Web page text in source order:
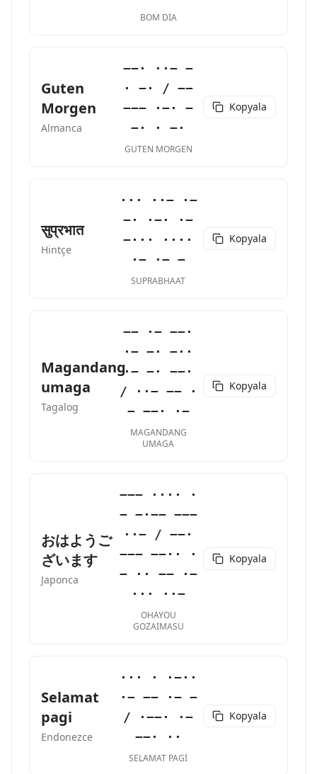
BOM DIA
Guten
Morgen
Almanca
−−· ··− −
· −· / −−
−−− ·−· −
−· · −·
GUTEN MORGEN
Kopyala
सुप्रभात
Hintçe
··· ··− ·−
−· ·−· ·−
−··· ····
·− ·− −
SUPRABHAAT
Kopyala
Magandang
umaga
Tagalog
−− ·− −−·
·− −· −··
·− −· −−·
/ ··− −− ·
− −−· ·−
MAGANDANG
UMAGA
Kopyala
おはようご
ざいます
Japonca
−−− ···· ·
− −·−− −−−
··− / −−·
−−− −−·· ·
− ·· −− ·−
··· ··−
OHAYOU
GOZAIMASU
Kopyala
Selamat
pagi
Endonezce
··· · ·−··
·− −− ·− −
/ ·−−· ·−
−−· ··
SELAMAT PAGI
Kopyala